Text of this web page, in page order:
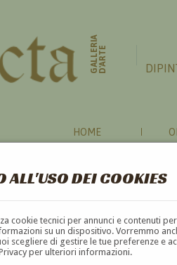
ALL'USO DEI COOKIES
cookie tecnici per annunci e contenuti
su un dispositivo. Vorremmo
scegliere di gestire le tue preferenze e
per ulteriori informazioni.
GALLERIAD'ARTE
HOME